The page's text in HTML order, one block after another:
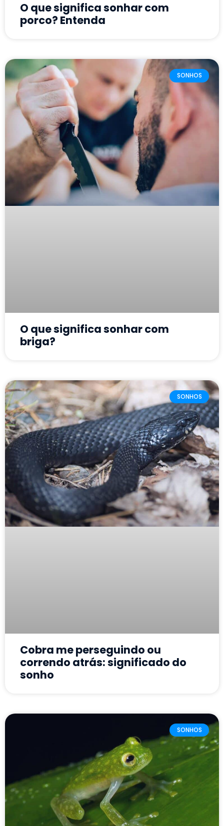
O que significa sonhar com
porco? Entenda
SONHOS
O que significa sonhar com
briga?
SONHOS
Cobra me perseguindo ou
correndo atrás: significado do
sonho
SONHOS